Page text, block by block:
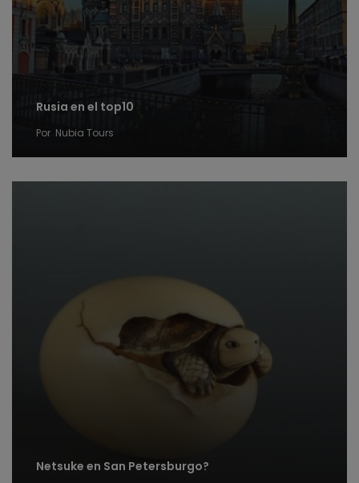
Rusia en el top10
Por Nubia Tours
Netsuke en San Petersburgo?